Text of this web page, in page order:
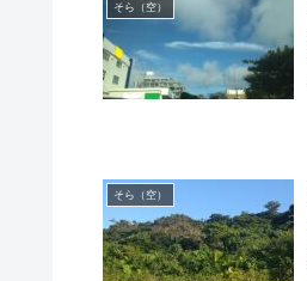
そら（空）
そら（空）